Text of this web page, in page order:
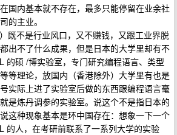
国内基本就不存在，最多只能停留在业余社
的主业。
既不是行业风口，又不赚钱，又跟工业界脱
出不了什么成果，但是日本的大学里却有不
的硕 /博实验室，专门研究编程语言、类型
等理论，放国内（香港除外）大学里有也是
实际上进了实验室后做的东西跟编程语言毫
是炼丹调参的实验室。说这个不是指日本的
这种现象基本是环中国存在：想象一下一个
的人，在考研前联系了一系列大学的实验